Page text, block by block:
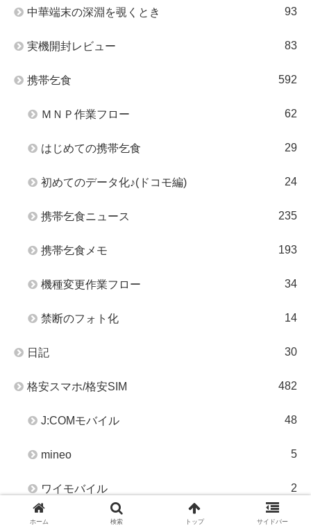
中華端末の深淵を覗くとき 93
実機開封レビュー 83
携帯乞食 592
ＭＮＰ作業フロー 62
はじめての携帯乞食 29
初めてのデータ化♪(ドコモ編) 24
携帯乞食ニュース 235
携帯乞食メモ 193
機種変更作業フロー 34
禁断のフォト化 14
日記 30
格安スマホ/格安SIM 482
J:COMモバイル 48
mineo 5
ワイモバイル 2
楽天市場 273
ホーム 検索 トップ サイドバー